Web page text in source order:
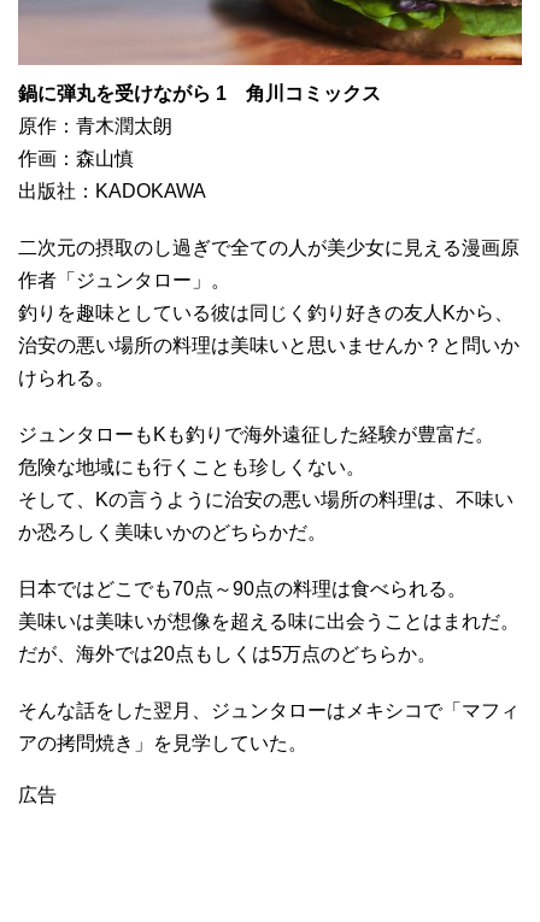
鍋に弾丸を受けながら 1 角川コミックス
原作：青木潤太朗
作画：森山慎
出版社：KADOKAWA
二次元の摂取のし過ぎで全ての人が美少女に見える漫画原
作者「ジュンタロー」。
釣りを趣味としている彼は同じく釣り好きの友人Kから、
治安の悪い場所の料理は美味いと思いませんか？と問いか
けられる。
ジュンタローもKも釣りで海外遠征した経験が豊富だ。
危険な地域にも行くことも珍しくない。
そして、Kの言うように治安の悪い場所の料理は、不味い
か恐ろしく美味いかのどちらかだ。
日本ではどこでも70点～90点の料理は食べられる。
美味いは美味いが想像を超える味に出会うことはまれだ。
だが、海外では20点もしくは5万点のどちらか。
そんな話をした翌月、ジュンタローはメキシコで「マフィ
アの拷問焼き」を見学していた。
広告